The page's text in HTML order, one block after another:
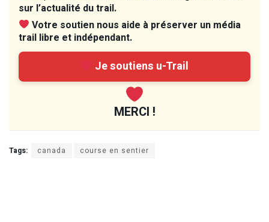
sur l’actualité du trail.
Votre soutien nous aide à préserver un média
trail libre et indépendant.
Je soutiens u-Trail
MERCI !
Tags: canada course en sentier